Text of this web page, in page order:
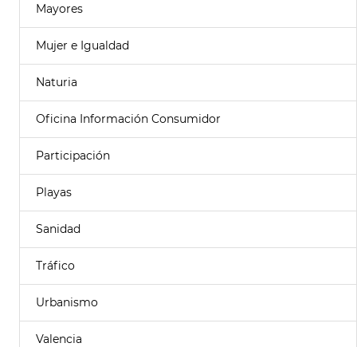
Mayores
Mujer e Igualdad
Naturia
Oficina Información Consumidor
Participación
Playas
Sanidad
Tráfico
Urbanismo
Valencia